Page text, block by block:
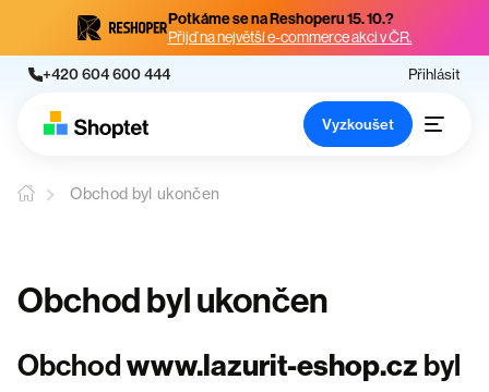
Potkáme se na Reshoperu 15. 10.?
Přijď na největší e-commerce akci v ČR.
+420 604 600 444 Přihlásit
Vyzkoušet
Obchod byl ukončen
Obchod byl ukončen
Obchodwww.lazurit-eshop.cz byl